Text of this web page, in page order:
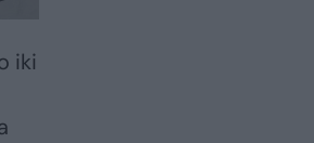
iki